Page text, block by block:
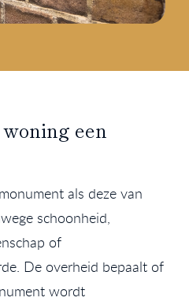
een
als deze van
schoonheid,
of
De overheid bepaalt of
wordt